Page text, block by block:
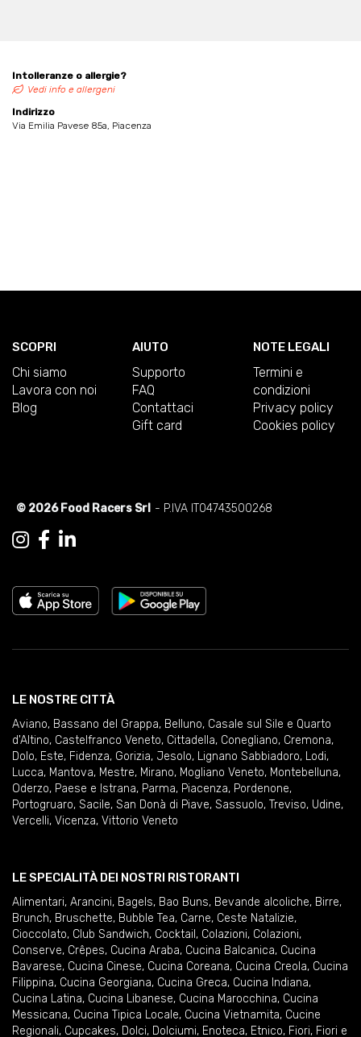
Intolleranze o allergie?
Vedi info e allergeni
Indirizzo
Via Emilia Pavese 85a, Piacenza
SCOPRI
Chi siamo
Lavora con noi
Blog
AIUTO
Supporto
FAQ
Contattaci
Gift card
NOTE LEGALI
Termini e
condizioni
Privacy policy
Cookies policy
© 2026 Food Racers Srl - P.IVA IT04743500268
LE NOSTRE CITTÀ
Aviano, Bassano del Grappa, Belluno, Casale sul Sile e Quarto
d'Altino, Castelfranco Veneto, Cittadella, Conegliano, Cremona,
Dolo, Este, Fidenza, Gorizia, Jesolo, Lignano Sabbiadoro, Lodi,
Lucca, Mantova, Mestre, Mirano, Mogliano Veneto, Montebelluna,
Oderzo, Paese e Istrana, Parma, Piacenza, Pordenone,
Portogruaro, Sacile, San Donà di Piave, Sassuolo, Treviso, Udine,
Vercelli, Vicenza, Vittorio Veneto
LE SPECIALITÀ DEI NOSTRI RISTORANTI
Alimentari, Arancini, Bagels, Bao Buns, Bevande alcoliche, Birre,
Brunch, Bruschette, Bubble Tea, Carne, Ceste Natalizie,
Cioccolato, Club Sandwich, Cocktail , Colazioni, Colazioni,
Conserve, Crêpes, Cucina Araba, Cucina Balcanica, Cucina
Bavarese, Cucina Cinese, Cucina Coreana, Cucina Creola, Cucina
Filippina, Cucina Georgiana, Cucina Greca, Cucina Indiana,
Cucina Latina, Cucina Libanese, Cucina Marocchina, Cucina
Messicana, Cucina Tipica Locale, Cucina Vietnamita, Cucine
Regionali, Cupcakes, Dolci, Dolciumi, Enoteca, Etnico, Fiori, Fiori e